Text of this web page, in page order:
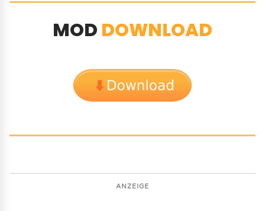
MOD DOWNLOAD
ANZEIGE